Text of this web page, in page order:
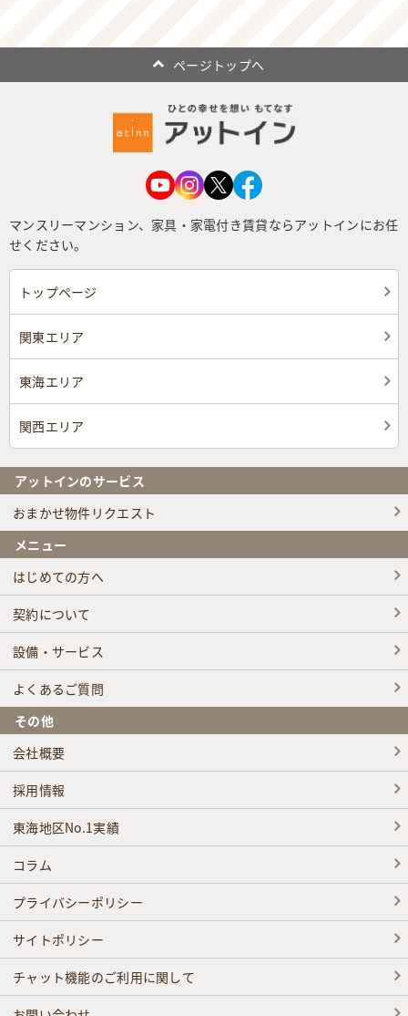
ページトップへ
マンスリーマンション、家具・家電付き賃貸ならアットインにお任
せください。
トップページ
関東エリア
東海エリア
関西エリア
アットインのサービス
おまかせ物件リクエスト
メニュー
はじめての方へ
契約について
設備・サービス
よくあるご質問
その他
会社概要
採用情報
東海地区No.1実績
コラム
プライバシーポリシー
サイトポリシー
チャット機能のご利用に関して